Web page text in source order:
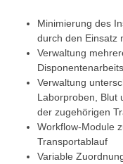
Minimierung des
durch den Einsatz
Verwaltung
Verwaltung
Laborproben, Blut
der zugehörigen
Workflow-Module
Transportablauf
Variable